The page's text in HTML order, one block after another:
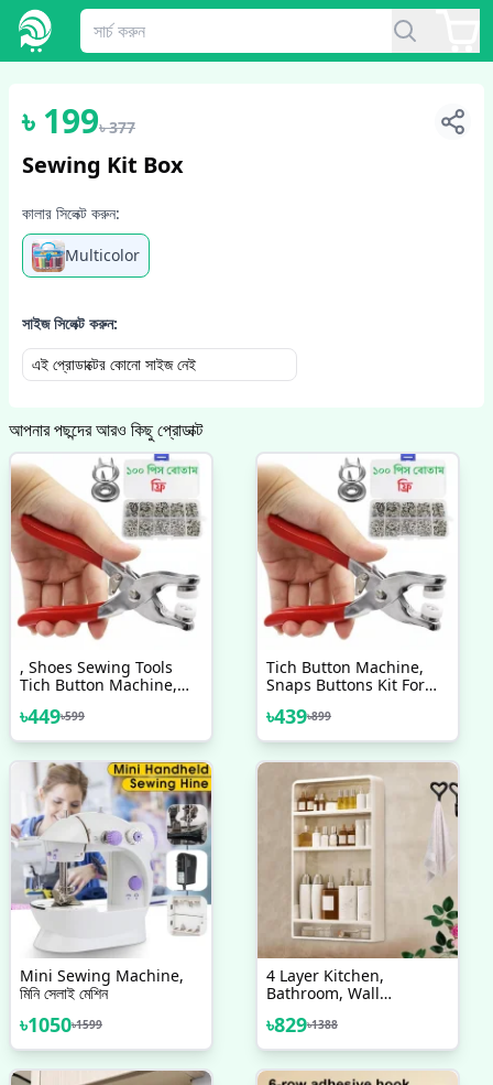
1/4
৳ 199৳377
Sewing Kit Box
কালার সিলেক্ট করুন:
Multicolor
সাইজ সিলেক্ট করুন:
এই প্রোডাক্টের কোনো সাইজ নেই
আপনার পছন্দের আরও কিছু প্রোডাক্ট
, Shoes Sewing Tools
Tich Button Machine,
Clothes
৳449৳599
Tich Button Machine,
Snaps Buttons Kit For
Tools
৳439৳899
Mini Sewing Machine,
মিনি সেলাই মেশিন
৳1050৳1599
4 Layer Kitchen,
Bathroom, Wall
Multifunctional
Toiletries Storage Rack.
৳829৳1388